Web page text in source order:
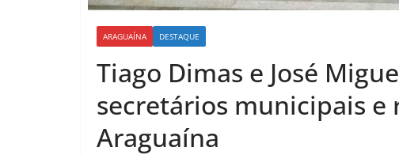
ARAGUAÍNA DESTAQUE
Tiago Dimas e José
secretários municipais e
Araguaína